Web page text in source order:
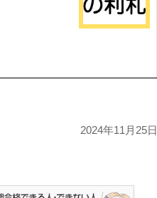
2024年11月25日